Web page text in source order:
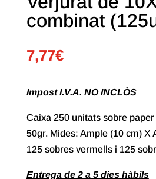
combinat
7,77€
Impost I.V.A. NO INCLÒS
Caixa 250 unitats sobre
50gr. Mides: Ample (10 cm) X
125 sobres vermells i 125
Entrega de 2 a 5 dies hàbils